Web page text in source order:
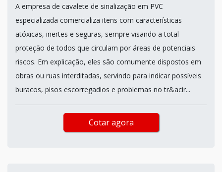
A empresa de cavalete de sinalização em PVC
especializada comercializa itens com características
atóxicas, inertes e seguras, sempre visando a total
proteção de todos que circulam por áreas de potenciais
riscos. Em explicação, eles são comumente dispostos em
obras ou ruas interditadas, servindo para indicar possíveis
buracos, pisos escorregadios e problemas no tr&acir...
Cotar agora